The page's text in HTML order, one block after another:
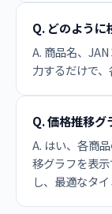
Q. どのように
A. 商品名、
力するだけで
Q. 価格推移グ
A. はい、各商
移グラフを表
し、最適なタ